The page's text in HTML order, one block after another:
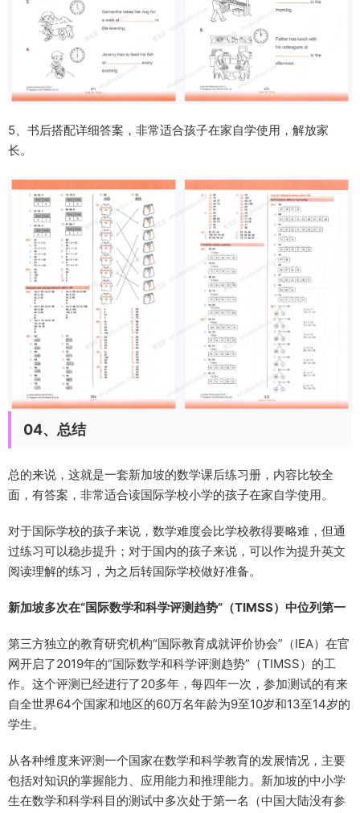
5、 书后搭配详细答案 ，非常适合孩子在家自学使用，解放家
长。
04、总结
总的来说，这就是一套新加坡的数学课后练习册，内容比较全
面，有答案，非常适合读国际学校小学的孩子在家自学使用。
对于国际学校的孩子来说，数学难度会比学校教得要略难，但通
过练习可以稳步提升；对于国内的孩子来说，可以作为提升英文
阅读理解的练习，为之后转国际学校做好准备。
新加坡多次在“国际数学和科学评测趋势”（TIMSS）中位列第一
第三方独立的教育研究机构“国际教育成就评价协会”（IEA）在官
网开启了2019年的“国际数学和科学评测趋势”（TIMSS）的工
作。这个评测已经进行了20多年，每四年一次，参加测试的有来
自全世界64个国家和地区的60万名年龄为9至10岁和13至14岁的
学生。
从各种维度来评测一个国家在数学和科学教育的发展情况，主要
包括对知识的掌握能力、应用能力和推理能力。新加坡的中小学
生在数学和科学科目的测试中多次处于第一名（中国大陆没有参